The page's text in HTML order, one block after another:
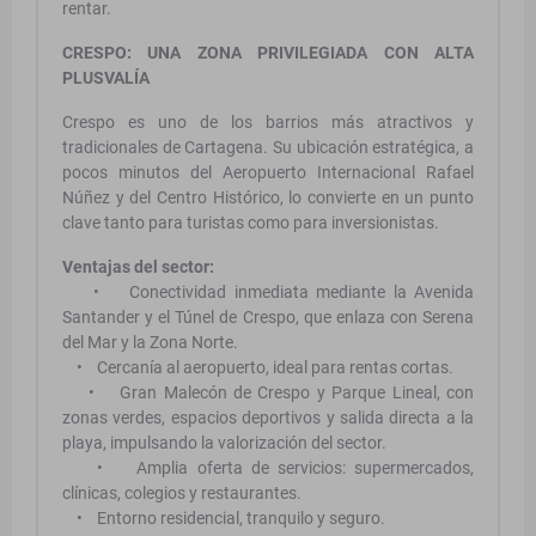
rentar.
CRESPO: UNA ZONA PRIVILEGIADA CON ALTA
PLUSVALÍA
Crespo es uno de los barrios más atractivos y
tradicionales de Cartagena. Su ubicación estratégica, a
pocos minutos del Aeropuerto Internacional Rafael
Núñez y del Centro Histórico, lo convierte en un punto
clave tanto para turistas como para inversionistas.
Ventajas del sector:
• Conectividad inmediata mediante la Avenida
Santander y el Túnel de Crespo, que enlaza con Serena
del Mar y la Zona Norte.
• Cercanía al aeropuerto, ideal para rentas cortas.
• Gran Malecón de Crespo y Parque Lineal, con
zonas verdes, espacios deportivos y salida directa a la
playa, impulsando la valorización del sector.
• Amplia oferta de servicios: supermercados,
clínicas, colegios y restaurantes.
• Entorno residencial, tranquilo y seguro.